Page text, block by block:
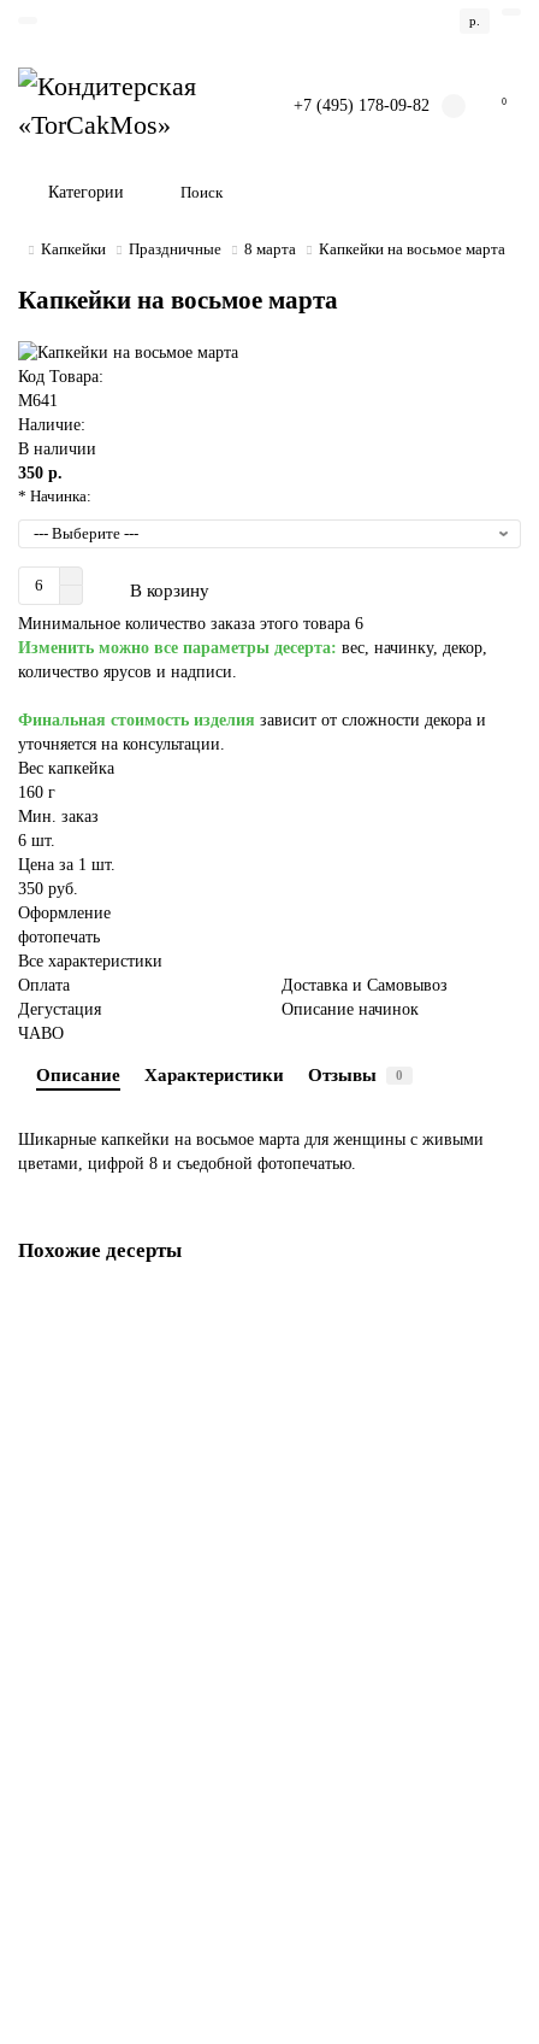
р.
+7 (495) 178-09-82 0
Категории
Капкейки Праздничные 8 марта Капкейки на восьмое марта
Капкейки на восьмое марта
Код Товара:
M641
Наличие:
В наличии
350 р.
* Начинка:
В корзину
Минимальное количество заказа этого товара 6
Изменить можно все параметры десерта: вес, начинку, декор,
количество ярусов и надписи.
Финальная стоимость изделия зависит от сложности декора и
уточняется на консультации.
Вес капкейка
160 г
Мин. заказ
6 шт.
Цена за 1 шт.
350 руб.
Оформление
фотопечать
Все характеристики
Оплата
Доставка и Самовывоз
Дегустация
Описание начинок
ЧАВО
Описание Характеристики Отзывы 0
Шикарные капкейки на восьмое марта для женщины с живыми
цветами, цифрой 8 и съедобной фотопечатью.
Похожие десерты